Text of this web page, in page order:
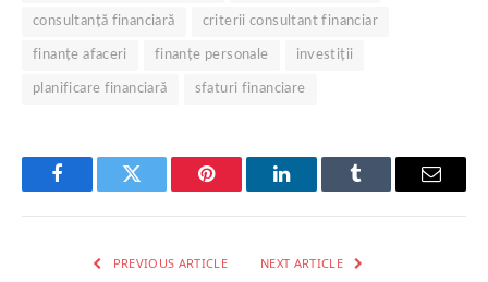
consultanță financiară criterii consultant financiar
finanțe afaceri finanțe personale investiții
planificare financiară sfaturi financiare
FacebookTwitter Pinterest LinkedInTumblr Email
PREVIOUS ARTICLE NEXT ARTICLE